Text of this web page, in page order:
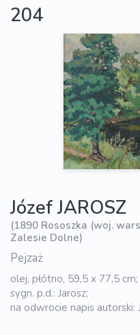
204
Józef JAROSZ
(1890 Rososzka (woj.
Zalesie Dolne)
Pejzaż
olej, płótno, 59,5 x 77,5 cm;
sygn. p.d.: Jarosz;
na odwrocie napis autorski: